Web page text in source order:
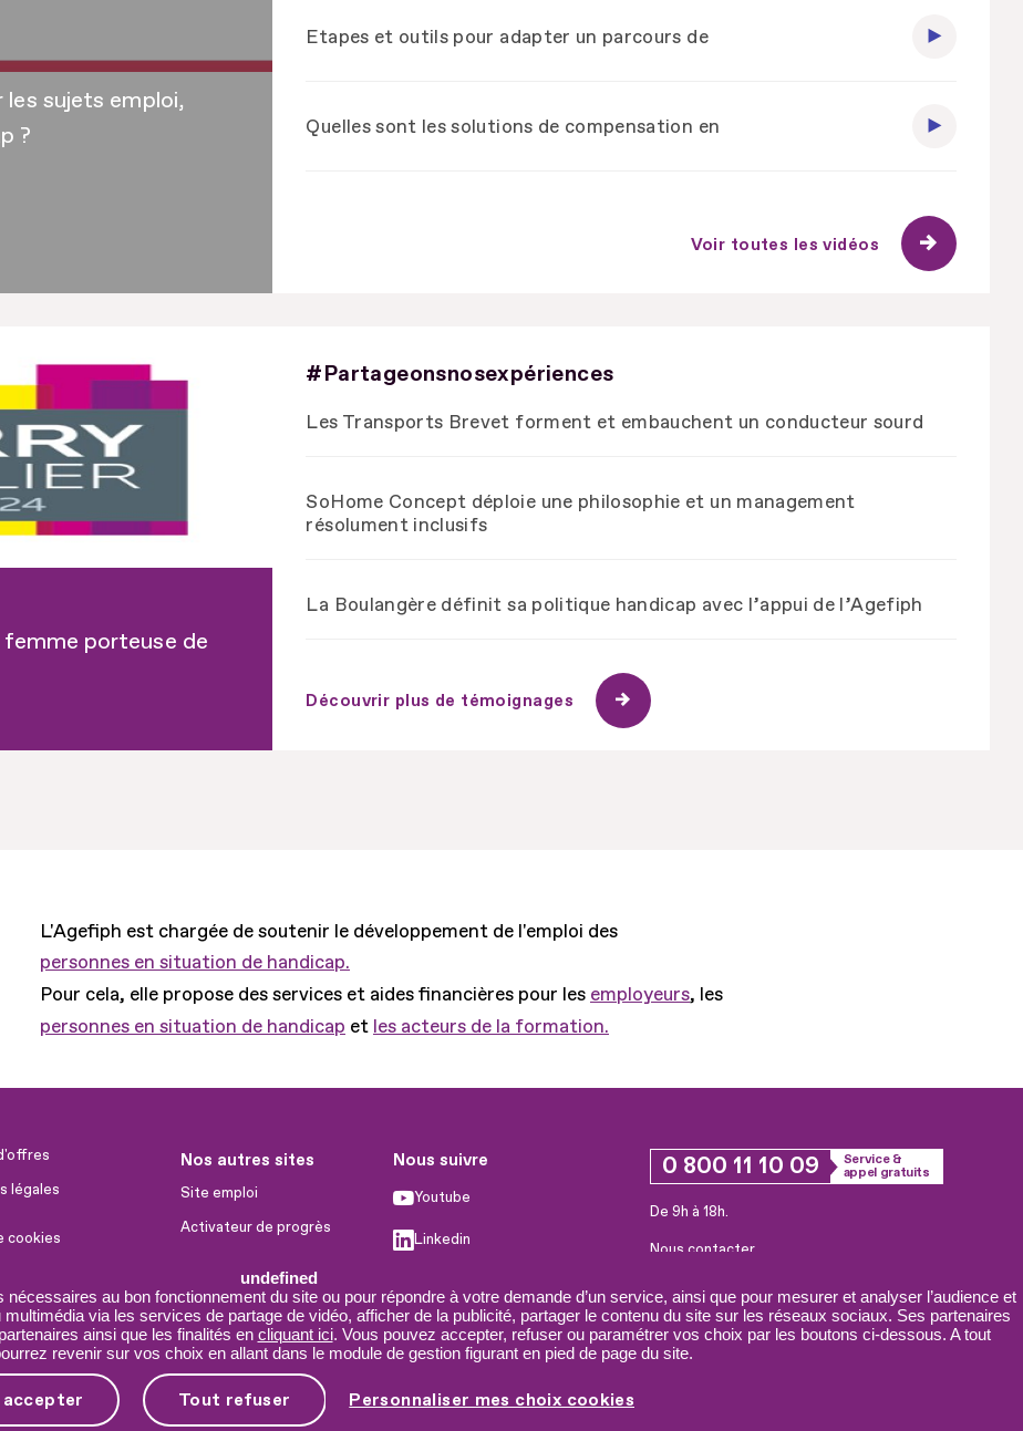
undefined
au bon fonctionnement du site ou pour répondre à votre demande d’un service, ainsi que pour mesurer et analyser l’audience et
via les services de partage de vidéo, afficher de la publicité, partager le contenu du site sur les réseaux sociaux. Ses partenaires
ainsi que les finalités en cliquant ici. Vous pouvez accepter, refuser ou paramétrer vos choix par les boutons ci-dessous. A tout
revenir sur vos choix en allant dans le module de gestion figurant en pied de page du site.
Tout refuser Personnaliser mes choix cookies
sujets emploi,
?
Etapes et outils pour adapter un parcours de
Quelles sont les solutions de compensation en
Voir toutes les vidéos
#Partageonsnosexpériences
femme porteuse de
Les Transports Brevet forment et embauchent un conducteur sourd
SoHome Concept déploie une philosophie et un management
résolument inclusifs
La Boulangère définit sa politique handicap avec l’appui de l’Agefiph
Découvrir plus de témoignages
L'Agefiph est chargée de soutenir le développement de l'emploi des
personnes en situation de handicap.
Pour cela, elle propose des services et aides financières pour les employeurs, les
personnes en situation de handicap et les acteurs de la formation.
légales
cookies
Nos autres sites
Site emploi
Activateur de progrès
Innovation et recherche
Université du RRH
Service AppuiPro
Nous suivre
Youtube
Linkedin
X
0 800 11 10 09
Service &
appel gratuits
De 9h à 18h.
Nous contacter